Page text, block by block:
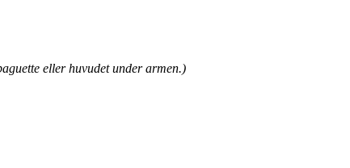
eller huvudet under armen.)